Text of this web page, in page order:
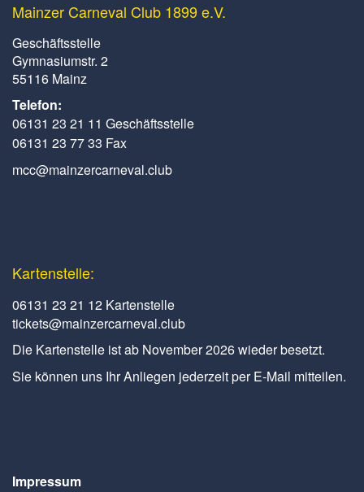
Mainzer Carneval Club 1899 e.V.
Geschäftsstelle
Gymnasiumstr. 2
55116 Mainz
Telefon:
06131 23 21 11 Geschäftsstelle
06131 23 77 33 Fax
mcc@mainzercarneval.club
Kartenstelle:
06131 23 21 12 Kartenstelle
tickets@mainzercarneval.club
Die Kartenstelle ist ab November 2026 wieder besetzt.
Sie können uns Ihr Anliegen jederzeit per E-Mail mitteilen.
Impressum